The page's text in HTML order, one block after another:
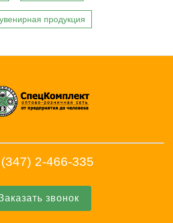
продукция
2-466-335
звонок